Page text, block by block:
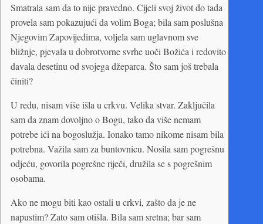
Smatrala sam da to nije pravedno. Cijeli svoj život do tada
provela sam pokazujući da volim Boga; bila sam poslušna
Njegovim Zapovijedima, voljela sam uglavnom sve
bližnje, pjevala u dobrotvorne svrhe uoči Božića i redovito
davala desetinu od svojega džeparca. Što sam još trebala
činiti?
U redu, nisam više išla u crkvu. Velika stvar. Zaključila
sam da znam dovoljno o Bogu, tako da više nemam
potrebe ići na bogoslužja. Ionako tamo nikome nisam bila
potrebna. Važila sam za buntovnicu. Nosila sam pogrešnu
odjeću, govorila pogrešne riječi, družila se s pogrešnim
osobama.
Ako ne mogu biti kao ostali u crkvi, zašto da je ne
napustim? Zato sam otišla. Bila sam sretna; bar sam